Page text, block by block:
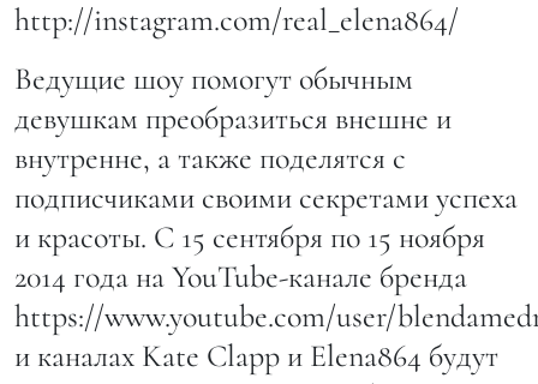
http://instagram.com/real_elena864/
Ведущие шоу помогут обычным
девушкам преобразиться внешне и
внутренне, а также поделятся с
подписчиками своими секретами успеха
и красоты. С 15 сентября по 15 ноября
2014 года на YouTube-канале бренда
https://www.youtube.com/user/
и каналах Kate Clapp и Elena864 будут